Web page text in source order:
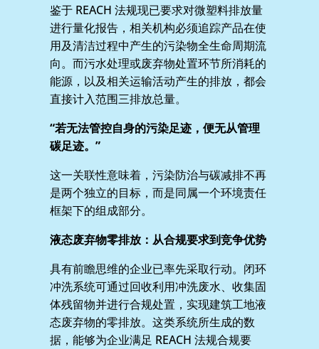
鉴于 REACH 法规现已要求对微塑料排放量
进行量化报告，相关机构必须追踪产品在使
用及清洁过程中产生的污染物全生命周期流
向。而污水处理或废弃物处置环节所消耗的
能源，以及相关运输活动产生的排放，都会
直接计入范围三排放总量。
“若无法管控自身的污染足迹，便无从管理
碳足迹。”
这一关联性意味着，污染防治与碳减排不再
是两个独立的目标，而是同属一个环境责任
框架下的组成部分。
液态废弃物零排放：从合规要求到竞争优势
具有前瞻思维的企业已率先采取行动。闭环
冲洗系统可通过回收利用冲洗废水、收集固
体残留物并进行合规处置，实现建筑工地液
态废弃物的零排放。这类系统所生成的数
据，能够为企业满足 REACH 法规合规要